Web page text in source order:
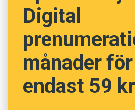
Principfast
Utgången
Digital
månader för
endast 59